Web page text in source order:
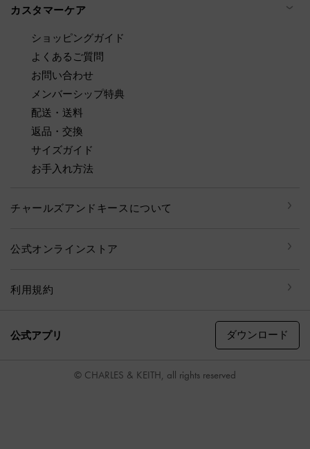
カスタマーケア
ショッピングガイド
よくあるご質問
お問い合わせ
メンバーシップ特典
配送・送料
返品・交換
サイズガイド
お手入れ方法
チャールズアンドキースについて
公式オンラインストア
利用規約
公式アプリ ダウンロード
© CHARLES & KEITH, all rights reserved